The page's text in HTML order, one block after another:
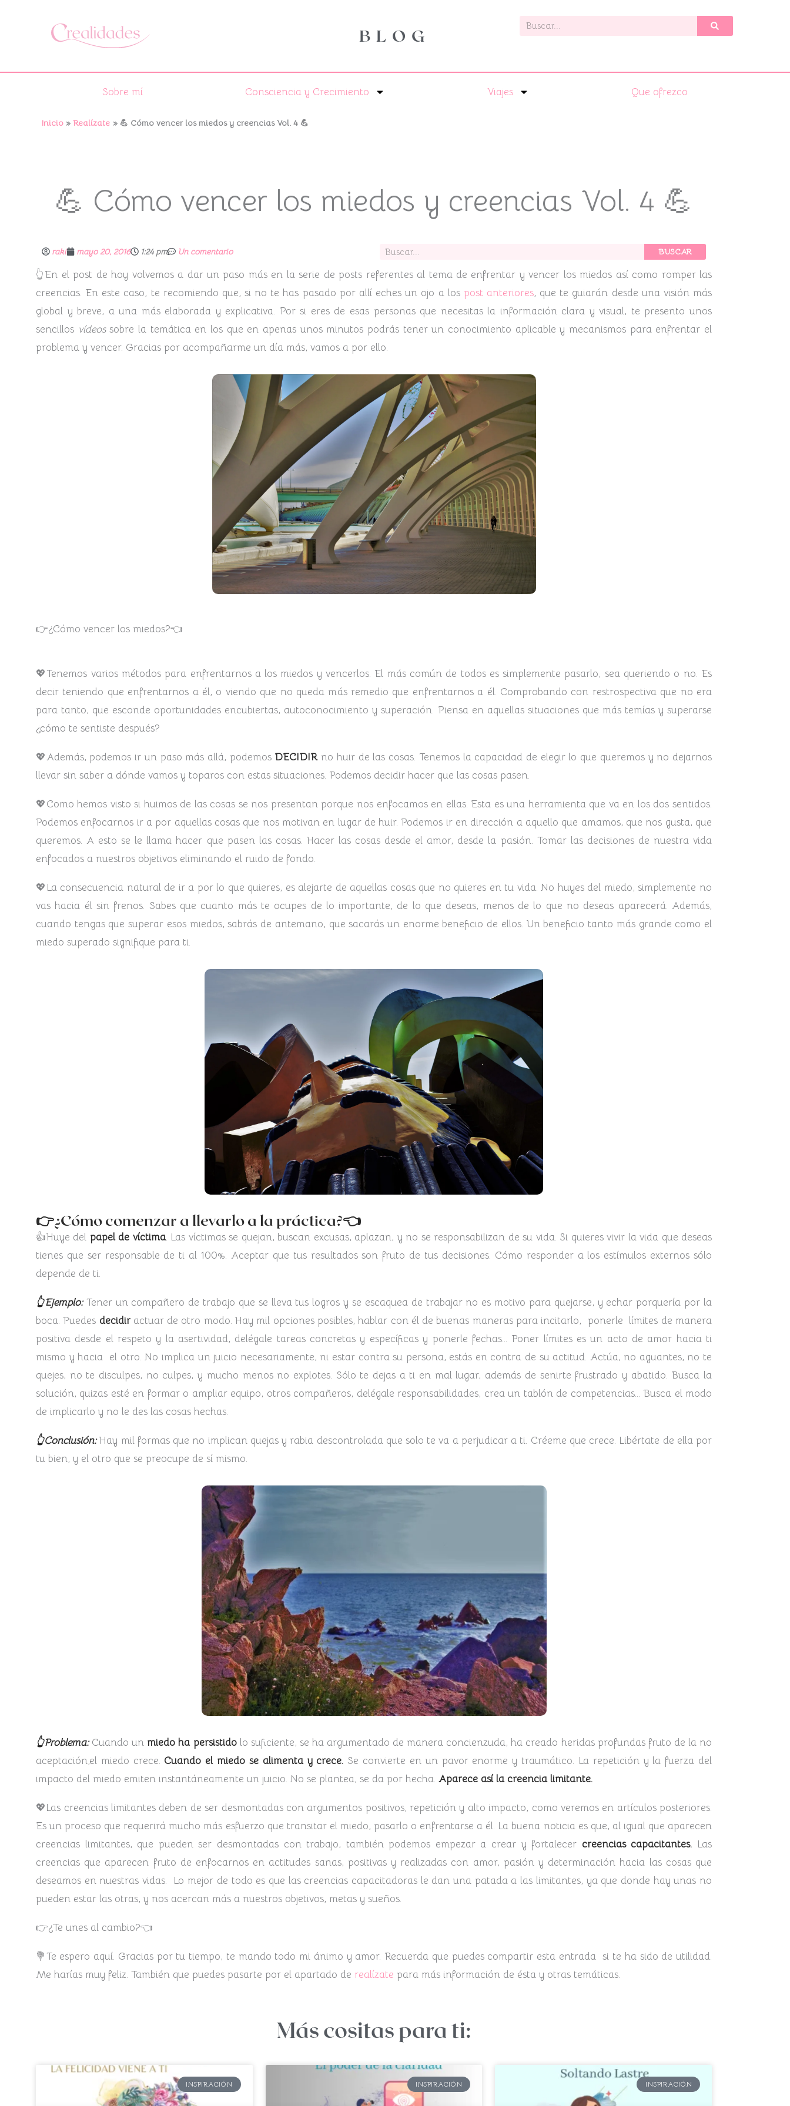
BLOG
Buscar
Sobre mí Consciencia y Crecimiento Viajes Que ofrezco
Inicio Realízate 💪 Cómo vencer los miedos y creencias Vol. 4 💪
💪 Cómo vencer los miedos y creencias Vol. 4 💪
raki mayo 20, 2016 1:24 pm Un comentario Buscar BUSCAR
👆En el post de hoy volvemos a dar un paso más en la serie de posts referentes al tema de enfrentar y vencer los miedos así como romper las
creencias. En este caso, te recomiendo que, si no te has pasado por allí eches un ojo a los post anteriores, que te guiarán desde una visión más
global y breve, a una más elaborada y explicativa. Por si eres de esas personas que necesitas la información clara y visual, te presento unos
sencillos vídeossobre la temática en los que en apenas unos minutos podrás tener un conocimiento aplicable y mecanismos para enfrentar el
problema y vencer. Gracias por acompañarme un día más, vamos a por ello.
👉¿Cómo vencer los miedos?👈
💖Tenemos varios métodos para enfrentarnos a los miedos y vencerlos. El más común de todos es simplemente pasarlo, sea queriendo o no. Es
decir teniendo que enfrentarnos a él, o viendo que no queda más remedio que enfrentarnos a él. Comprobando con restrospectiva que no era
para tanto, que esconde oportunidades encubiertas, autoconocimiento y superación. Piensa en aquellas situaciones que más temías y superarse
¿cómo te sentiste después?
💖Además, podemos ir un paso más allá, podemos DECIDIRno huir de las cosas. Tenemos la capacidad de elegir lo que queremos y no dejarnos
llevar sin saber a dónde vamos y toparos con estas situaciones. Podemos decidir hacer que las cosas pasen.
💖Como hemos visto si huimos de las cosas se nos presentan porque nos enfocamos en ellas. Esta es una herramienta que va en los dos sentidos.
Podemos enfocarnos ir a por aquellas cosas que nos motivan en lugar de huir. Podemos ir en dirección a aquello que amamos, que nos gusta, que
queremos. A esto se le llama hacer que pasen las cosas. Hacer las cosas desde el amor, desde la pasión. Tomar las decisiones de nuestra vida
enfocados a nuestros objetivos eliminando el ruido de fondo.
💖La consecuencia natural de ir a por lo que quieres, es alejarte de aquellas cosas que no quieres en tu vida. No huyes del miedo, simplemente no
vas hacia él sin frenos. Sabes que cuanto más te ocupes de lo importante, de lo que deseas, menos de lo que no deseas aparecerá. Además,
cuando tengas que superar esos miedos, sabrás de antemano, que sacarás un enorme beneficio de ellos. Un beneficio tanto más grande como el
miedo superado signifique para ti.
👉¿Cómo comenzar a llevarlo a la práctica?👈
👍Huye del papel de víctima. Las víctimas se quejan, buscan excusas, aplazan, y no se responsabilizan de su vida. Si quieres vivir la vida que deseas
tienes que ser responsable de ti al 100%. Aceptar que tus resultados son fruto de tus decisiones. Cómo responder a los estímulos externos sólo
depende de ti.
👆Ejemplo:Tener un compañero de trabajo que se lleva tus logros y se escaquea de trabajar no es motivo para quejarse, y echar porquería por la
boca. Puedes decidiractuar de otro modo. Hay mil opciones posibles, hablar con él de buenas maneras para incitarlo, ponerle límites de manera
positiva desde el respeto y la asertividad, delégale tareas concretas y específicas y ponerle fechas… Poner límites es un acto de amor hacia ti
mismo y hacia el otro. No implica un juicio necesariamente, ni estar contra su persona, estás en contra de su actitud. Actúa, no aguantes, no te
quejes, no te disculpes, no culpes, y mucho menos no explotes. Sólo te dejas a ti en mal lugar, además de senirte frustrado y abatido. Busca la
solución, quizas esté en formar o ampliar equipo, otros compañeros, delégale responsabilidades, crea un tablón de competencias… Busca el modo
de implicarlo y no le des las cosas hechas.
👆Conclusión:Hay mil formas que no implican quejas y rabia descontrolada que solo te va a perjudicar a ti. Créeme que crece. Libértate de ella por
tu bien, y el otro que se preocupe de sí mismo.
👆Problema:Cuando un miedo ha persistido lo suficiente, se ha argumentado de manera concienzuda, ha creado heridas profundas fruto de la no
aceptación,el miedo crece. Cuando el miedo se alimenta y crece. Se convierte en un pavor enorme y traumático. La repetición y la fuerza del
impacto del miedo emiten instantáneamente un juicio. No se plantea, se da por hecha. Aparece así la creencia limitante.
💖Las creencias limitantes deben de ser desmontadas con argumentos positivos, repetición y alto impacto, como veremos en artículos posteriores.
Es un proceso que requerirá mucho más esfuerzo que transitar el miedo, pasarlo o enfrentarse a él. La buena noticia es que, al igual que aparecen
creencias limitantes, que pueden ser desmontadas con trabajo, también podemos empezar a crear y fortalecer creencias capacitantes. Las
creencias que aparecen fruto de enfocarnos en actitudes sanas, positivas y realizadas con amor, pasión y determinación hacia las cosas que
deseamos en nuestras vidas. Lo mejor de todo es que las creencias capacitadoras le dan una patada a las limitantes, ya que donde hay unas no
pueden estar las otras, y nos acercan más a nuestros objetivos, metas y sueños.
👉¿Te unes al cambio?👈
💐Te espero aquí. Gracias por tu tiempo, te mando todo mi ánimo y amor. Recuerda que puedes compartir esta entrada si te ha sido de utilidad.
Me harías muy feliz. También que puedes pasarte por el apartado de realízate para más información de ésta y otras temáticas.
Más cositas para ti:
INSPIRACIÓN INSPIRACIÓN INSPIRACIÓN